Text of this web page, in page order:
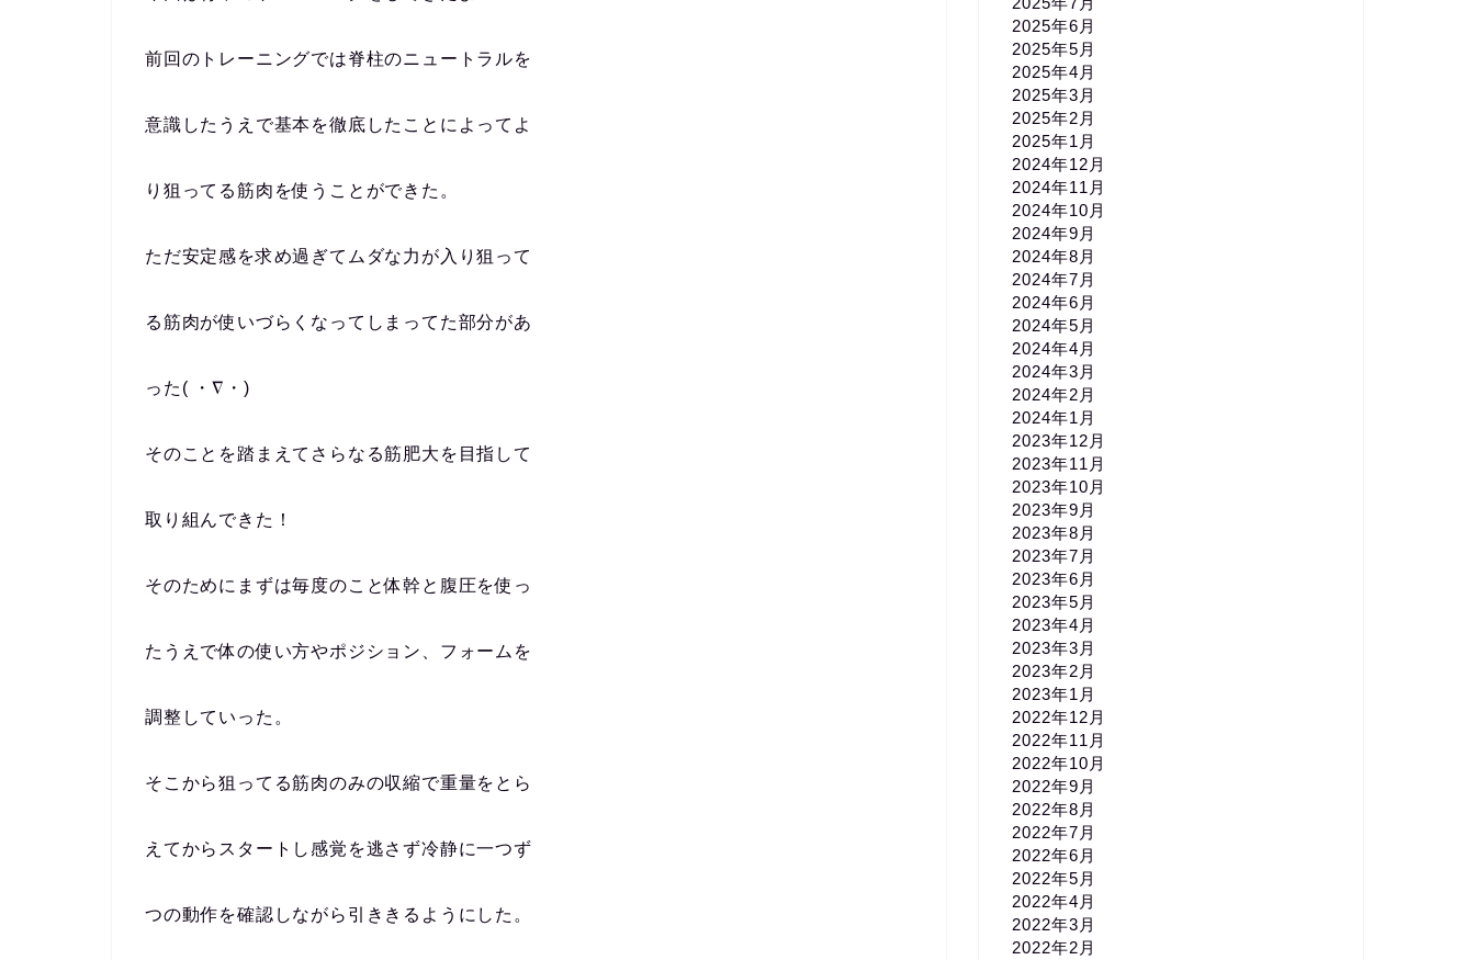
前回のトレーニングでは脊柱のニュートラルを
意識したうえで基本を徹底したことによってよ
り狙ってる筋肉を使うことができた。
ただ安定感を求め過ぎてムダな力が入り狙って
る筋肉が使いづらくなってしまってた部分があ
った( ・∇・)
そのことを踏まえてさらなる筋肥大を目指して
取り組んできた！
そのためにまずは毎度のこと体幹と腹圧を使っ
たうえで体の使い方やポジション、フォームを
調整していった。
そこから狙ってる筋肉のみの収縮で重量をとら
えてからスタートし感覚を逃さず冷静に一つず
つの動作を確認しながら引ききるようにした。
2025年6月
2025年5月
2025年4月
2025年3月
2025年2月
2025年1月
2024年12月
2024年11月
2024年10月
2024年9月
2024年8月
2024年7月
2024年6月
2024年5月
2024年4月
2024年3月
2024年2月
2024年1月
2023年12月
2023年11月
2023年10月
2023年9月
2023年8月
2023年7月
2023年6月
2023年5月
2023年4月
2023年3月
2023年2月
2023年1月
2022年12月
2022年11月
2022年10月
2022年9月
2022年8月
2022年7月
2022年6月
2022年5月
2022年4月
2022年3月
2022年2月